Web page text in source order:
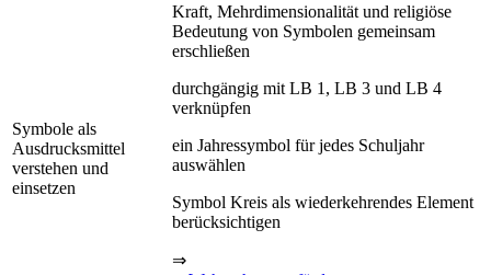
Symbole als
Ausdrucksmittel
verstehen und
einsetzen
Kraft, Mehrdimensionalität und religiöse
Bedeutung von Symbolen gemeinsam
erschließen
durchgängig mit LB 1, LB 3 und LB 4
verknüpfen
ein Jahressymbol für jedes Schuljahr
auswählen
Symbol Kreis als wiederkehrendes Element
berücksichtigen
⇒